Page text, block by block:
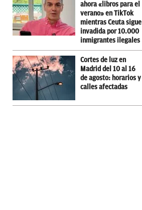
ahora «libros para el
verano» en TikTok
mientras Ceuta sigue
invadida por 10.000
inmigrantes ilegales
Cortes de luz en
Madrid del 10 al 16
de agosto: horarios y
calles afectadas